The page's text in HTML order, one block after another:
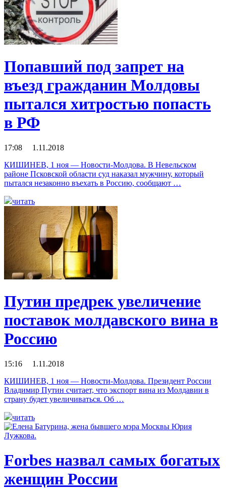
Попавший под запрет на
въезд гражданин Молдовы
пытался хитростью попасть
в РФ
17:08 1.11.2018
КИШИНЕВ, 1 ноя — Новости-Молдова. В Невельском
районе Псковской области суд наказал мужчину, который
пытался незаконно въехать в Россию, сообщают …
читать
Путин предрек увеличение
поставок молдавского вина в
Россию
15:16 1.11.2018
КИШИНЕВ, 1 ноя — Новости-Молдова. Президент России
Владимир Путин считает, что экспорт вина из Молдавии в
страну будет увеличиваться. Об …
читать
Forbes назвал самых богатых
женщин России